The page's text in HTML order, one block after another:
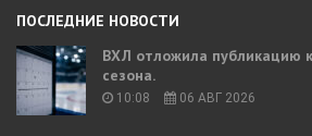
ПОСЛЕДНИЕ НОВОСТИ
ВХЛ отложила публикацию
сезона.
10:08 06 АВГ 2026